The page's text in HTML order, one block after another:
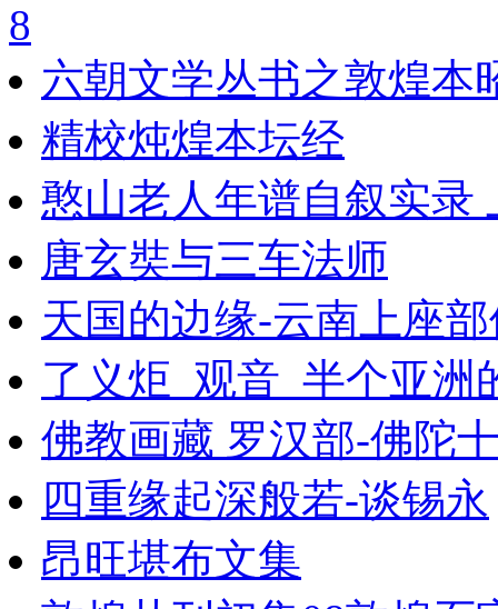
8
六朝文学丛书之敦煌本
精校炖煌本坛经
憨山老人年谱自叙实录
唐玄奘与三车法师
天国的边缘-云南上座
了义炬_观音_半个亚
佛教画藏 罗汉部-佛陀
四重缘起深般若-谈锡永
昂旺堪布文集